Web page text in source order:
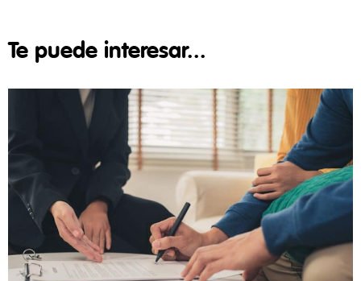
Te puede interesar...